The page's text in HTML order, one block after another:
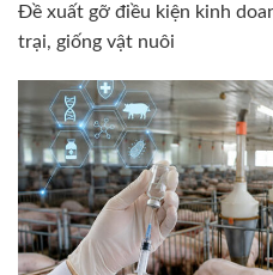
Đề xuất gỡ điều kiện kinh
trại, giống vật nuôi